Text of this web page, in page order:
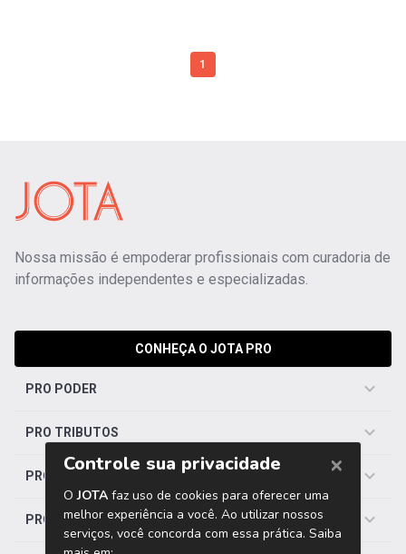
1
Nossa missão é empoderar profissionais com curadoria de
informações independentes e especializadas.
CONHEÇA O JOTA PRO
PRO PODER
PRO TRIBUTOS
PRO TRABALHISTA
PRO SAÚDE